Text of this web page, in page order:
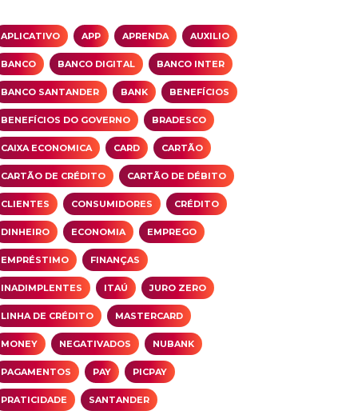
APLICATIVO APP APRENDA AUXILIO
BANCO BANCO DIGITAL BANCO INTER
BANCO SANTANDER BANK BENEFÍCIOS
BENEFÍCIOS DO GOVERNO BRADESCO
CAIXA ECONOMICA CARD CARTÃO
CARTÃO DE CRÉDITO CARTÃO DE DÉBITO
CLIENTES CONSUMIDORES CRÉDITO
DINHEIRO ECONOMIA EMPREGO
EMPRÉSTIMO FINANÇAS
INADIMPLENTES ITAÚ JURO ZERO
LINHA DE CRÉDITO MASTERCARD
MONEY NEGATIVADOS NUBANK
PAGAMENTOS PAY PICPAY
PRATICIDADE SANTANDER